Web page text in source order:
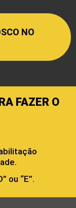
NO
FAZER O
ou “E”.